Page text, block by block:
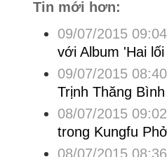
Tin mới hơn:
09/07/2015 09:04
với Album 'Hai
09/07/2015 08:40
Trịnh Thăng Bình
08/07/2015 09:02
trong Kungfu
08/07/2015 08:36